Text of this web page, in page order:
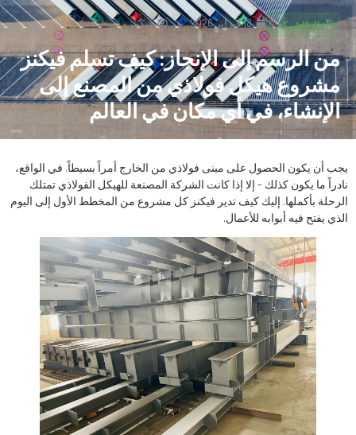
أخبار الشركة 18 فبراير 2026 فيكينز
من الرسم إلى الإنجاز: كيف تسلم فيكنز
مشروع هيكل فولاذي من المصنع إلى
الإنشاء، في أي مكان في العالم
يجب أن يكون الحصول على مبنى فولاذي من الخارج أمراً بسيطاً. في الواقع،
نادراً ما يكون كذلك - إلا إذا كانت الشركة المصنعة للهيكل الفولاذي تمتلك
الرحلة بأكملها. إليك كيف تدير فيكنز كل مشروع من المخطط الأول إلى اليوم
الذي يفتح فيه أبوابه للأعمال.